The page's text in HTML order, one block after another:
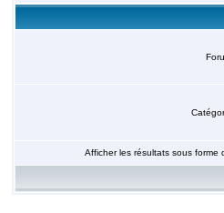
Afficher les résultats sous forme